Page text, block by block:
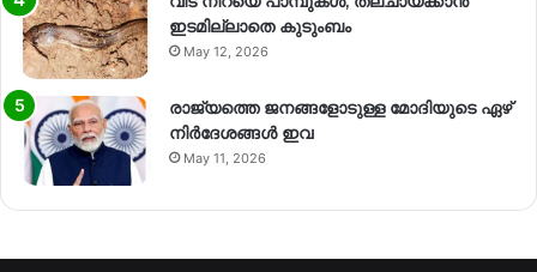
ഇടമില്ലാതെ കുടുംബം
May 12, 2026
രാജ്യത്തെ ജനങ്ങളോടുള്ള മോദിയുടെ ഏഴ്
നിര്‍ദേശങ്ങള്‍ ഇവ
May 11, 2026